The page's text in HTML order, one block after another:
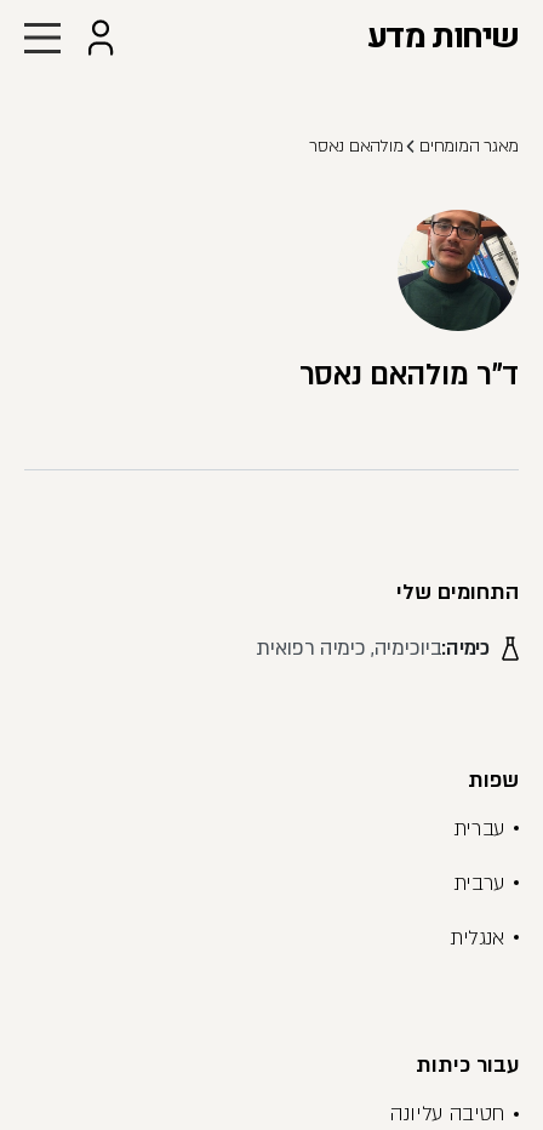
שיחות מדע
מאגר המומחים מולהאם נאסר
ד"ר מולהאם נאסר
התחומים שלי
כימיה:ביוכימיה, כימיה רפואית
שפות
עברית
ערבית
אנגלית
עבור כיתות
חטיבה עליונה